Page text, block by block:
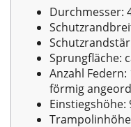
Durchmesser:
Sprungfläche:
Anzahl Federn:
förmig
Einstiegshöhe: